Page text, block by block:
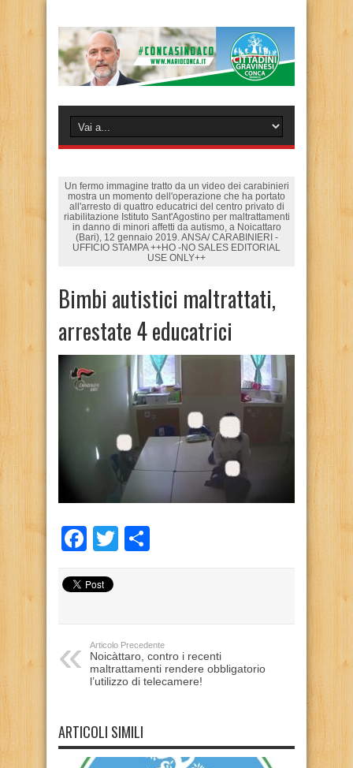
Un fermo immagine tratto da un video dei carabinieri
mostra un momento dell'operazione che ha portato
all'arresto di quattro educatrici del centro privato di
riabilitazione Istituto Sant'Agostino per maltrattamenti
in danno di minori affetti da autismo, a Noicattaro
(Bari), 12 gennaio 2019. ANSA/ CARABINIERI -
UFFICIO STAMPA ++HO -NO SALES EDITORIAL
USE ONLY++
Bimbi autistici maltrattati,
arrestate 4 educatrici
Facebook
Twitter
Articolo Precedente
Noicàttaro, contro i recenti
maltrattamenti rendere obbligatorio
l’utilizzo di telecamere!
ARTICOLI SIMILI